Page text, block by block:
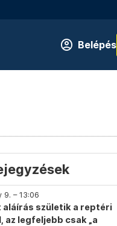
Belépés
9. – 13:06
aláírás születik a reptéri
az legfeljebb csak „a